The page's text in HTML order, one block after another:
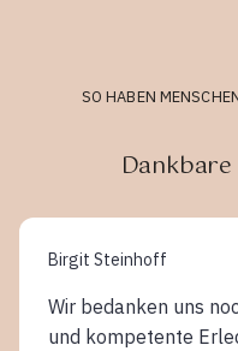
SO HABEN
Birgit Steinhoff
Wir bedanken uns
und kompetente